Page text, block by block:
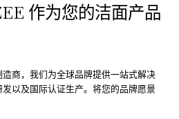
作为您的洁面产品
商，我们为全球品牌提供一站式解决
以及国际认证生产。将您的品牌愿景